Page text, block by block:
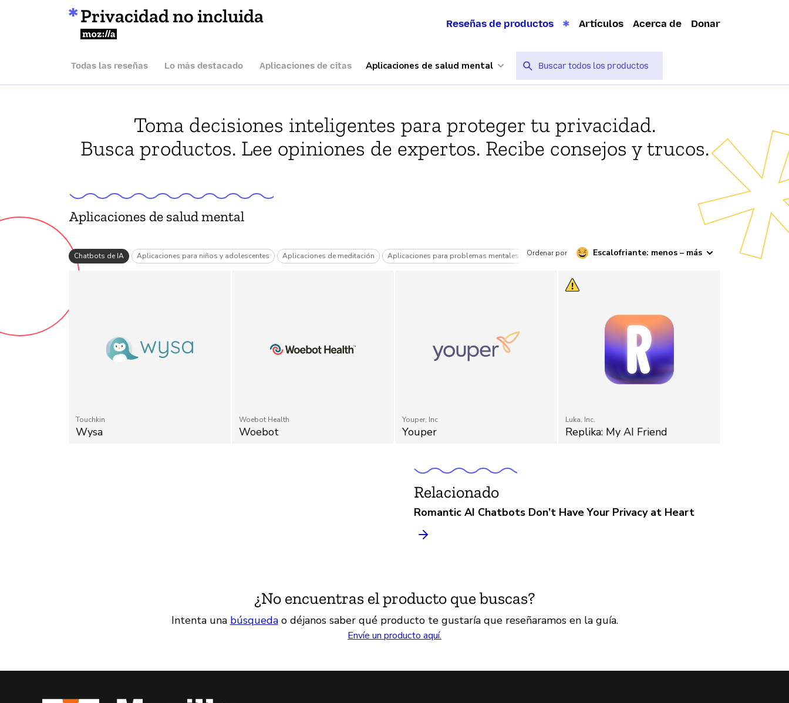
Privacidad no incluida
Mozilla
Reseñas de productos Artículos Acerca de Donar
Todas las reseñas Lo más destacado Aplicaciones de citas Aplicaciones de salud mental
Toma decisiones inteligentes para proteger tu privacidad.
Busca productos. Lee opiniones de expertos. Recibe consejos y trucos.
Aplicaciones de salud mental
Chatbots de IA Aplicaciones para niños y adolescentes Aplicaciones de meditación Aplicaciones para problemas mentales Aplicaciones para levantar el ánimo Monitoreo del estado anímico
Ordenar por Escalofriante: menos – más
Relacionado
Romantic AI Chatbots Don’t Have Your Privacy at Heart
Touchkin
Wysa
Woebot Health
Woebot
Youper, Inc
Youper
Luka, Inc.
Replika: My AI Friend
¿No encuentras el producto que buscas?
Intenta una búsquedao déjanos saber qué producto te gustaría que reseñaramos en la guía.
Envíe un producto aquí.